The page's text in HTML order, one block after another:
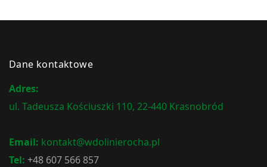
Dane kontaktowe
Adres:
ul. Tadeusza Kościuszki 110, 22-440 Krasnobród
Email: kontakt@wdolinierocha.pl
Tel: +48 607 566 857